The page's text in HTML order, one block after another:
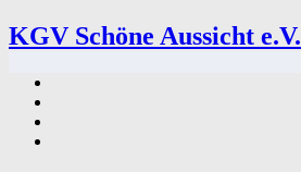
KGV Schöne Aussicht e.V.